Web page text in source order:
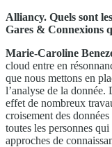
Alliancy. Quels sont
Gares & Connexions
Marie-Caroline
cloud entre en
que nous mettons en
l’analyse de la donnée.
effet de nombreux
croisement des
toutes les personnes
approches de